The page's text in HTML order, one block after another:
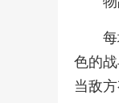
色的
当敌